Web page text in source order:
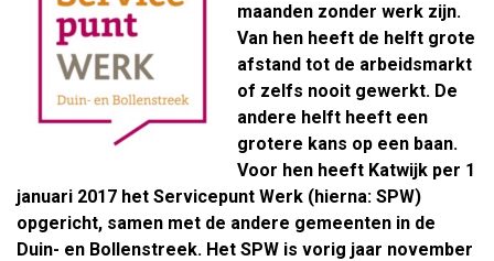
maanden zonder werk zijn.
Van hen heeft de helft grote
afstand tot de arbeidsmarkt
of zelfs nooit gewerkt. De
andere helft heeft een
grotere kans op een baan.
Voor hen heeft Katwijk per 1
januari 2017 het Servicepunt Werk (hierna: SPW)
opgericht, samen met de andere gemeenten in de
Duin- en Bollenstreek. Het SPW is vorig jaar november